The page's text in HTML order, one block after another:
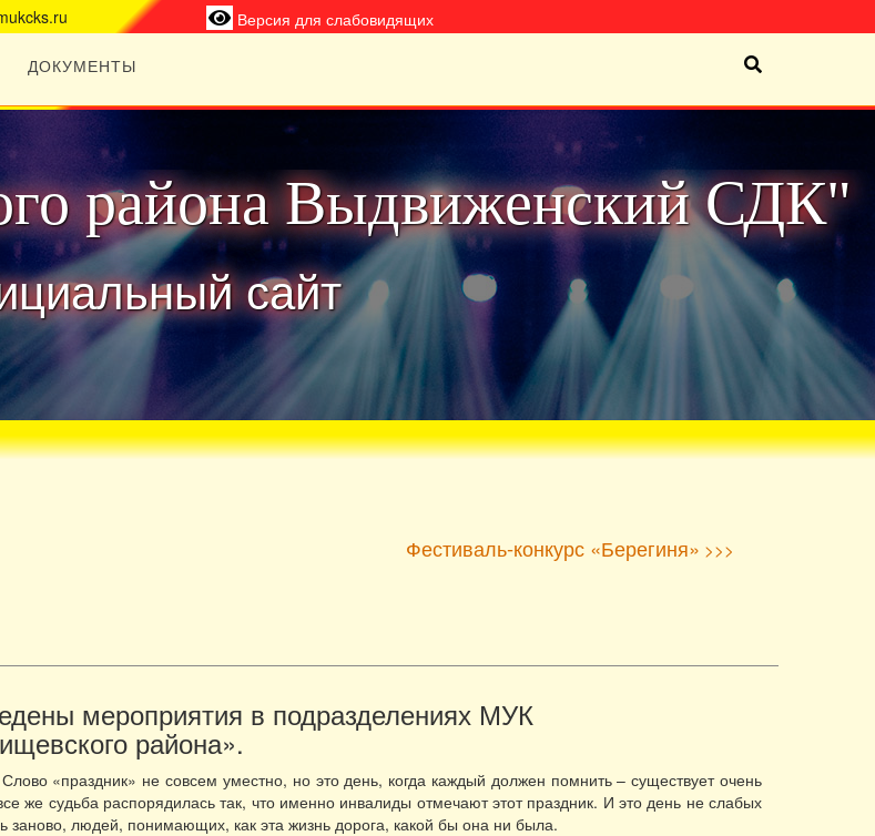
Версия для слабовидящих
ДОКУМЕНТЫ
района Выдвиженский СДК"
сайт
Фестиваль-конкурс «Берегиня» >>>
мероприятия в подразделениях МУК
района».
«праздник» не совсем уместно, но это день, когда каждый должен помнить – существует очень
же судьба распорядилась так, что именно инвалиды отмечают этот праздник. И это день не слабых
людей, понимающих, как эта жизнь дорога, какой бы она ни была.